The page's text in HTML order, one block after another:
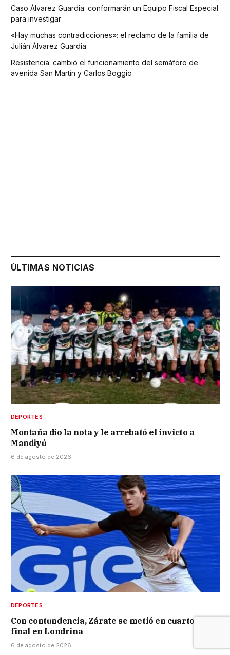
Caso Álvarez Guardia: conformarán un Equipo Fiscal Especial
para investigar
«Hay muchas contradicciones»: el reclamo de la familia de
Julián Álvarez Guardia
Resistencia: cambió el funcionamiento del semáforo de
avenida San Martín y Carlos Boggio
ÚLTIMAS NOTICIAS
DEPORTES
Montaña dio la nota y le arrebató el invicto a
Mandiyú
6 de agosto de 2026
DEPORTES
Con contundencia, Zárate se metió en cuartos de
final en Londrina
6 de agosto de 2026